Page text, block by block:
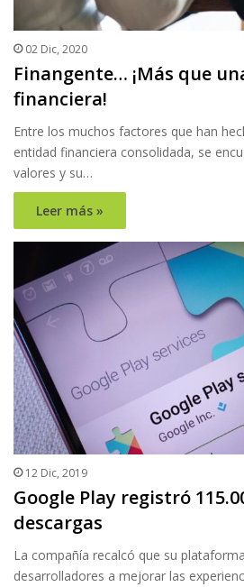
02 Dic, 2020
Finangente… ¡Más que
financiera!
Entre los muchos factores que han
entidad financiera consolidada, se
valores y su…
Leer más »
12 Dic, 2019
Google Play registró
descargas
La compañía recalcó que su
desarrolladores a mejorar las